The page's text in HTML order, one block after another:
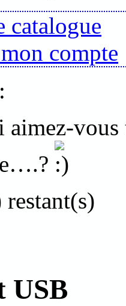
catalogue
compte
aimez-
restant(s)
USB